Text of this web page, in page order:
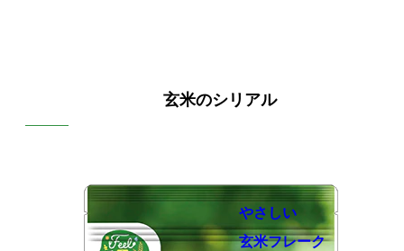
玄米のシリアル
やさしい
玄米フレーク